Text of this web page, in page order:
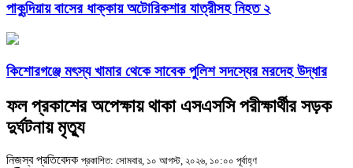
পাকুন্দিয়ায় বাসের ধাক্কায় অটোরিকশার যাত্রীসহ নিহত ২
কিশোরগঞ্জে মৎস্য খামার থেকে সাবেক পুলিশ সদস্যের মরদেহ উদ্ধার
ফল প্রকাশের অপেক্ষায় থাকা এসএসসি পরীক্ষার্থীর সড়ক
দুর্ঘটনায় মৃত্যু
নিজস্ব প্রতিবেদক প্রকাশিত: সোমবার, ১০ আগস্ট, ২০২৬, ১০:০০ পূর্বাহ্ণ